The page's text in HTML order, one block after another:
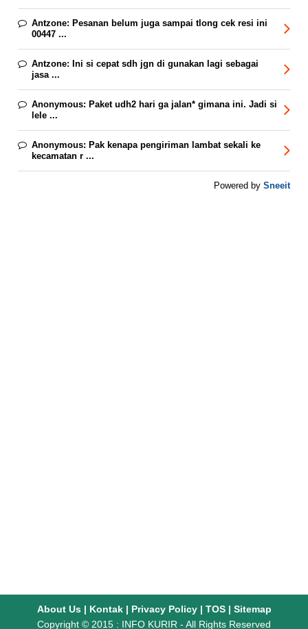
Antzone: Pesanan belum juga sampai tlong cek resi ini
00447 ...
Antzone: Ini si cepat sdh jgn di gunakan lagi sebagai
jasa ...
Anonymous: Paket udh2 hari ga jalan* gimana ini. Jadi si
lele ...
Anonymous: Pak kenapa pengiriman lambat sekali ke
kecamatan r ...
Powered by Sneeit
About Us| Kontak| Privacy Policy| TOS| Sitemap
Copyright © 2015 : INFO KURIR - All Rights Reserved